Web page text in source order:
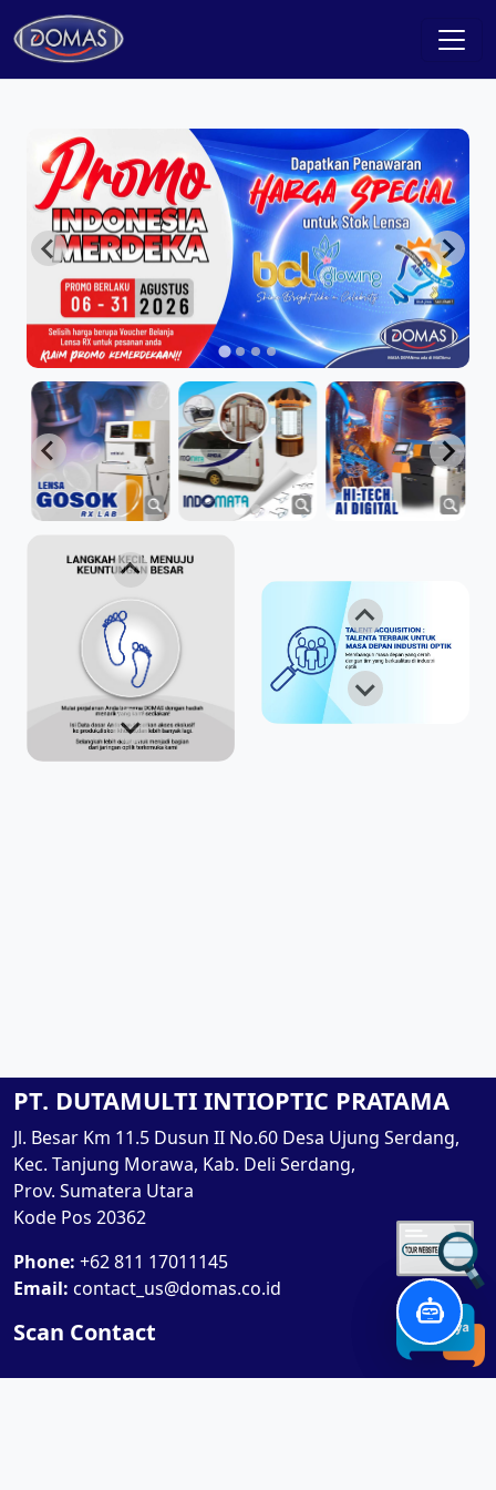
PT. DUTAMULTI INTIOPTIC PRATAMA
Jl. Besar Km 11.5 Dusun II No.60 Desa Ujung Serdang,
Kec. Tanjung Morawa, Kab. Deli Serdang,
Prov. Sumatera Utara
Kode Pos 20362
Phone: +62 811 17011145
Email: contact_us@domas.co.id
Scan Contact